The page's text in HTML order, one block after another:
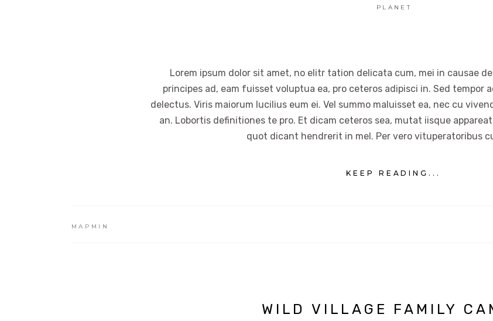
PLANET
Lorem ipsum dolor sit amet, no elitr tation delicata cum, mei in causae
principes ad, eam fuisset voluptua ea, pro ceteros adipisci in. Sed tempor
delectus. Viris maiorum lucilius eum ei. Vel summo maluisset ea, nec cu
an. Lobortis definitiones te pro. Et dicam ceteros sea, mutat iisque
quot dicant hendrerit in mel. Per vero vituperatoribus
KEEP READING...
MAPMIN
WILD VILLAGE FAMILY